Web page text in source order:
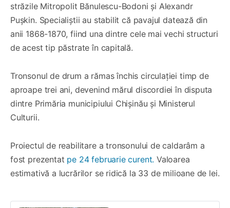
străzile Mitropolit Bănulescu-Bodoni și Alexandr
Pușkin. Specialiștii au stabilit că pavajul datează din
anii 1868-1870, fiind una dintre cele mai vechi structuri
de acest tip păstrate în capitală.
Tronsonul de drum a rămas închis circulației timp de
aproape trei ani, devenind mărul discordiei în disputa
dintre Primăria municipiului Chișinău și Ministerul
Culturii.
Proiectul de reabilitare a tronsonului de caldarâm a
fost prezentat pe 24 februarie curent. Valoarea
estimativă a lucrărilor se ridică la 33 de milioane de lei.